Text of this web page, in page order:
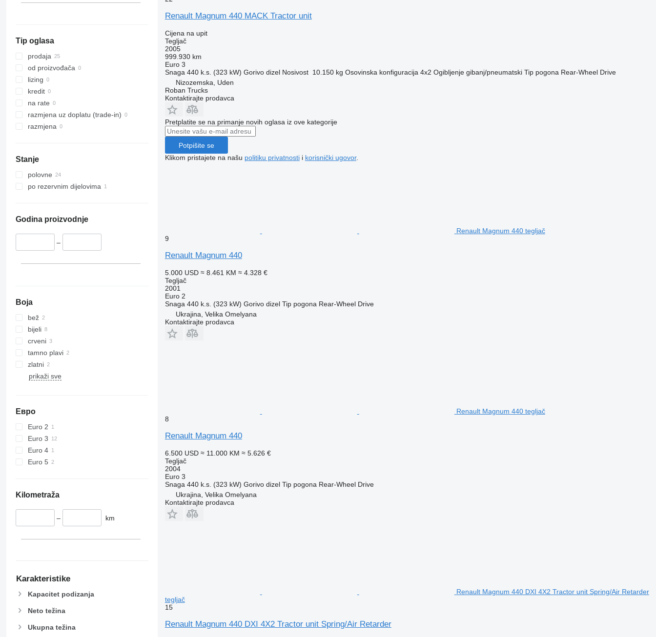
Premium Lander
Tip oglasa
prodaja
od proizvođača
lizing
kredit
na rate
razmjena uz doplatu (trade-in)
razmjena
Stanje
polovne
po rezervnim dijelovima
Godina proizvodnje
–
Boja
bež
bijeli
crveni
tamno plavi
zlatni
prikaži sve
Евро
Euro 2
Euro 3
Euro 4
Euro 5
Kilometraža
– km
Karakteristike
Kapacitet podizanja
Neto težina
Ukupna težina
Renault Magnum 440 MACK Tractor unit
Cijena na upit
Tegljač
2005
999.930 km
Euro 3
Snaga 440 k.s. (323 kW) Gorivo dizel Nosivost 10.150 kg Osovinska konfiguracija 4x2 Ogibljenje gibanj/pneumatski Tip pogona Rear-Wheel Drive
Nizozemska, Uden
Roban Trucks
Kontaktirajte prodavca
Pretplatite se na primanje novih oglasa iz ove kategorije
Potpišite se
Klikom pristajete na našu politiku privatnostii korisnički ugovor.
Renault Magnum 440 tegljač
9
Renault Magnum 440
5.000 USD ≈ 8.461 KM ≈ 4.328 €
Tegljač
2001
Euro 2
Snaga 440 k.s. (323 kW) Gorivo dizel Tip pogona Rear-Wheel Drive
Ukrajina, Velika Omelyana
Kontaktirajte prodavca
Renault Magnum 440 tegljač
8
Renault Magnum 440
6.500 USD ≈ 11.000 KM ≈ 5.626 €
Tegljač
2004
Euro 3
Snaga 440 k.s. (323 kW) Gorivo dizel Tip pogona Rear-Wheel Drive
Ukrajina, Velika Omelyana
Kontaktirajte prodavca
Renault Magnum 440 DXI 4X2 Tractor unit Spring/Air Retarder
tegljač
15
Renault Magnum 440 DXI 4X2 Tractor unit Spring/Air Retarder